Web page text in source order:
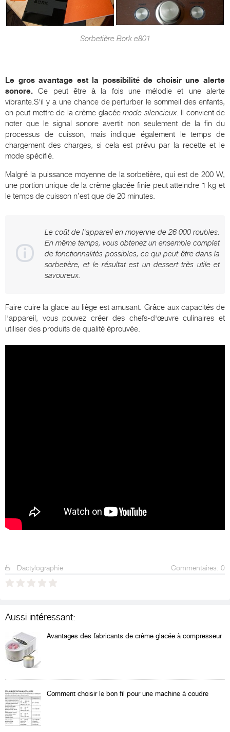
Sorbetière Bork e801
Le gros avantage est la possibilité de choisir une alerte
sonore. Ce peut être à la fois une mélodie et une alerte
vibrante.S'il y a une chance de perturber le sommeil des enfants,
on peut mettre de la crème glacéemode silencieux. Il convient de
noter que le signal sonore avertit non seulement de la fin du
processus de cuisson, mais indique également le temps de
chargement des charges, si cela est prévu par la recette et le
mode spécifié.
Malgré la puissance moyenne de la sorbetière, qui est de 200 W,
une portion unique de la crème glacée finie peut atteindre 1 kg et
le temps de cuisson n’est que de 20 minutes.
Le coût de l'appareil en moyenne de 26 000 roubles.
En même temps, vous obtenez un ensemble complet
de fonctionnalités possibles, ce qui peut être dans la
sorbetière, et le résultat est un dessert très utile et
savoureux.
Faire cuire la glace au liège est amusant. Grâce aux capacités de
l'appareil, vous pouvez créer des chefs-d'œuvre culinaires et
utiliser des produits de qualité éprouvée.
Dactylographie Commentaires: 0
Aussi intéressant:
Avantages des fabricants de crème glacée à compresseur
Comment choisir le bon fil pour une machine à coudre